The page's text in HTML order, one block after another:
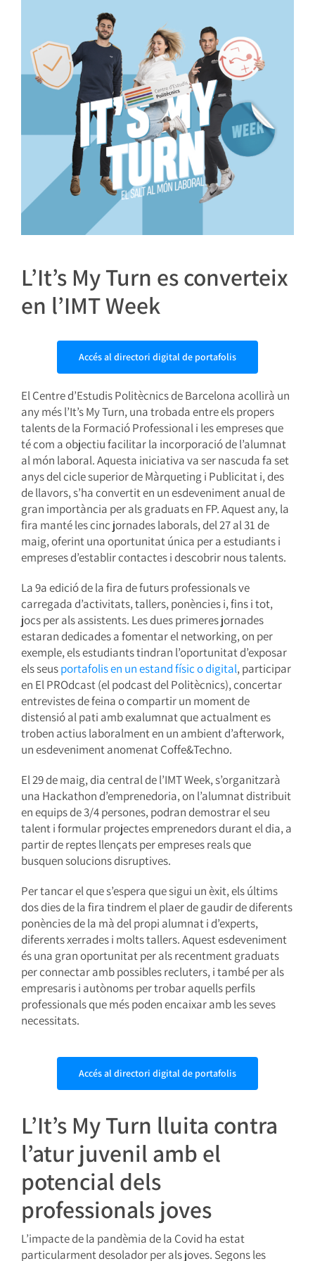
L’It’s My Turn es converteix
en l’IMT Week
Accés al directori digital de portafolis
El Centre d’Estudis Politècnics de Barcelona acollirà un
any més l’It’s My Turn, una trobada entre els propers
talents de la Formació Professional i les empreses que
té com a objectiu facilitar la incorporació de l’alumnat
al món laboral. Aquesta iniciativa va ser nascuda fa set
anys del cicle superior de Màrqueting i Publicitat i, des
de llavors, s’ha convertit en un esdeveniment anual de
gran importància per als graduats en FP. Aquest any, la
fira manté les cinc jornades laborals, del 27 al 31 de
maig, oferint una oportunitat única per a estudiants i
empreses d’establir contactes i descobrir nous talents.
La 9a edició de la fira de futurs professionals ve
carregada d’activitats, tallers, ponències i, fins i tot,
jocs per als assistents. Les dues primeres jornades
estaran dedicades a fomentar el networking, on per
exemple, els estudiants tindran l’oportunitat d’exposar
els seusportafolis en un estand físic o digital, participar
en El PROdcast (el podcast del Politècnics), concertar
entrevistes de feina o compartir un moment de
distensió al pati amb exalumnat que actualment es
troben actius laboralment en un ambient d’afterwork,
un esdeveniment anomenat Coffe&Techno.
El 29 de maig, dia central de l’IMT Week, s’organitzarà
una Hackathon d’emprenedoria, on l’alumnat distribuit
en equips de 3/4 persones, podran demostrar el seu
talent i formular projectes emprenedors durant el dia, a
partir de reptes llençats per empreses reals que
busquen solucions disruptives.
Per tancar el que s’espera que sigui un èxit, els últims
dos dies de la fira tindrem el plaer de gaudir de diferents
ponències de la mà del propi alumnat i d’experts,
diferents xerrades i molts tallers. Aquest esdeveniment
és una gran oportunitat per als recentment graduats
per connectar amb possibles recluters, i també per als
empresaris i autònoms per trobar aquells perfils
professionals que més poden encaixar amb les seves
necessitats.
Accés al directori digital de portafolis
L’It’s My Turn lluita contra
l’atur juvenil amb el
potencial dels
professionals joves
L’impacte de la pandèmia de la Covid ha estat
particularment desolador per als joves. Segons les